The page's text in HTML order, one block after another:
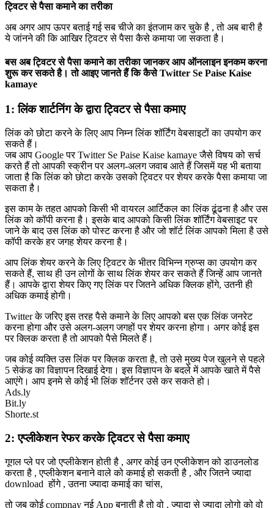
ट्विटर से पैसा कमाने का तरीका
अब अगर आप ऊपर बताई गई सब चीजे का इंतजाम कर चुके है , तो अब बारी है
ये जांनने की कि आखिर ट्विटर से पैसा कैसे कमाया जा सकता है।
बस अब ट्विटर से पैसा कमाने का तरीका जानकर आप ऑनलाइन इनकम करना
शुरू कर सकते है। तो आइए जानते हैं कि कैसे Twitter Se Paise Kaise
kamaye
1: लिंक शार्टनिंग के द्वारा ट्विटर से पैसा कमाए
लिंक को छोटा करने के लिए आप निम्न लिंक शॉर्टिंग वेबसाइटों का उपयोग कर
सकते हैं।
जब आप Google पर Twitter Se Paise Kaise kamaye जैसे विषय को सर्च
करते हैं तो आपकी स्क्रीन पर अलग-अलग जवाब आते हैं जिसमें यह भी बताया
जाता है कि लिंक को छोटा करके उसको ट्विटर पर शेयर करके पैसा कमाया जा
सकता है।
इस काम के तहत आपको किसी भी वायरल आर्टिकल का लिंक ढूंढना है और उस
लिंक को कॉपी करना है। इसके बाद आपको किसी लिंक शॉर्टिंग वेबसाइट पर
जाने के बाद उस लिंक को पोस्ट करना है और जो शॉर्ट लिंक आपको मिला है उसे
कॉपी करके हर जगह शेयर करना है।
आप लिंक शेयर करने के लिए ट्विटर के भीतर विभिन्न ग्रुप्स का उपयोग कर
सकते हैं, साथ ही उन लोगों के साथ लिंक शेयर कर सकते हैं जिन्हें आप जानते
हैं। आपके द्वारा शेयर किए गए लिंक पर जितने अधिक क्लिक होंगे, उतनी ही
अधिक कमाई होगी।
Twitter के जरिए इस तरह पैसे कमाने के लिए आपको बस एक लिंक जनरेट
करना होगा और उसे अलग-अलग जगहों पर शेयर करना होगा। अगर कोई इस
पर क्लिक करता है तो आपको पैसे मिलते हैं।
जब कोई व्यक्ति उस लिंक पर क्लिक करता है, तो उसे मुख्य पेज खुलने से पहले
5 सेकंड का विज्ञापन दिखाई देगा। इस विज्ञापन के बदले में आपके खाते में पैसे
आएंगे। आप इनमे से कोई भी लिंक शॉर्टनर उसे कर सकते हो।
Ads.ly
Bit.ly
Shorte.st
2: एप्लीकेशन रेफर करके ट्विटर से पैसा कमाए
गूगल प्ले पर जो एप्लीकेशन होती है , अगर कोई उन एप्लीकेशन को डाउनलोड
करता है , एप्लीकेशन बनाने वाले को कमाई हो सकती है , और जितने ज्यादा
download होंगे , उतना ज्यादा कमाई का चांस,
तो जब कोई compnay नई App बनाती है तो वो , ज्यादा से ज्यादा लोगो को वो